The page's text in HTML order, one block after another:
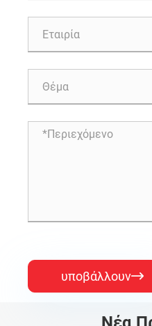
υποβάλλουν